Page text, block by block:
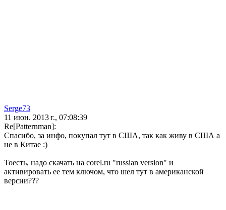
Serge73
11 июн. 2013 г., 07:08:39
Re[Patternman]:
Спасибо, за инфо, покупал тут в США, так как живу в США а
не в Китае :)
Тоесть, надо скачать на corel.ru "russian version" и
активировать ее тем ключом, что шел тут в американской
версии???